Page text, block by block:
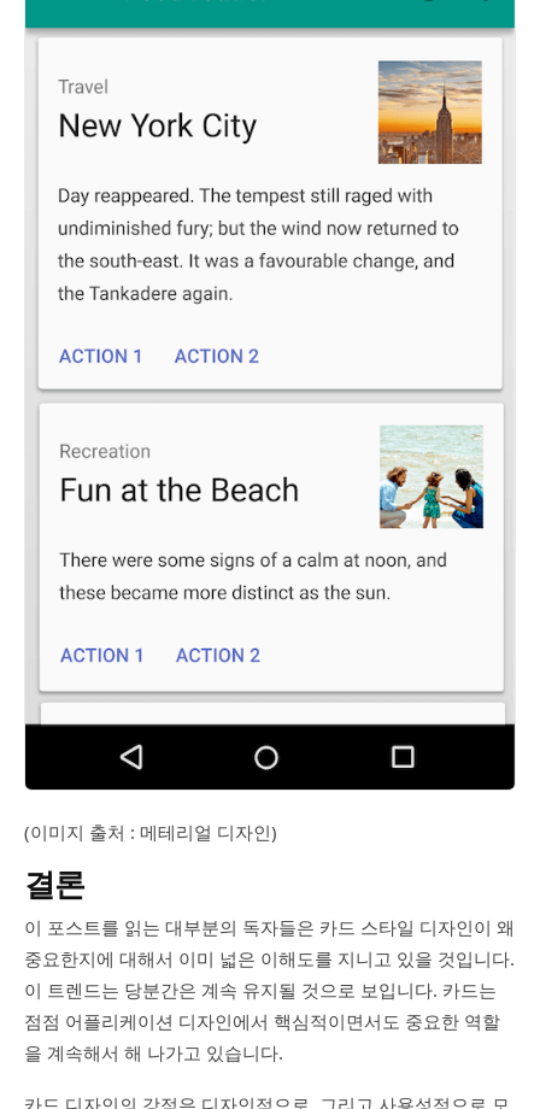
(이미지 출처 : 메테리얼 디자인)
결론
이 포스트를 읽는 대부분의 독자들은 카드 스타일 디자인이 왜
중요한지에 대해서 이미 넓은 이해도를 지니고 있을 것입니다.
이 트렌드는 당분간은 계속 유지될 것으로 보입니다. 카드는
점점 어플리케이션 디자인에서 핵심적이면서도 중요한 역할
을 계속해서 해 나가고 있습니다.
카드 디자인의 강점은 디자인적으로, 그리고 사용성적으로 모